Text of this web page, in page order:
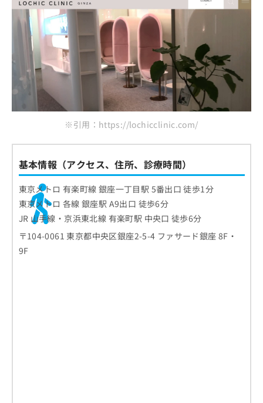
※引用：https://lochicclinic.com/
基本情報（アクセス、住所、診療時間）
東京メトロ 有楽町線 銀座一丁目駅 5番出口 徒歩1分
東京メトロ 各線 銀座駅 A9出口 徒歩6分
JR 山手線・京浜東北線 有楽町駅 中央口 徒歩6分
〒104-0061 東京都中央区銀座2-5-4 ファサード銀座 8F・
9F